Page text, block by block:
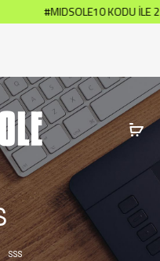
#MIDSOLE10 KODU İLE
SSS